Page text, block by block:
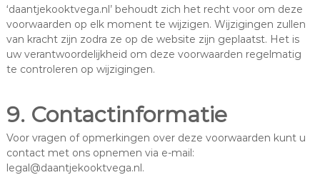
‘daantjekooktvega.nl’ behoudt zich het recht voor om deze
voorwaarden op elk moment te wijzigen. Wijzigingen zullen
van kracht zijn zodra ze op de website zijn geplaatst. Het is
uw verantwoordelijkheid om deze voorwaarden regelmatig
te controleren op wijzigingen.
9. Contactinformatie
Voor vragen of opmerkingen over deze voorwaarden kunt u
contact met ons opnemen via e-mail:
legal@daantjekooktvega.nl.